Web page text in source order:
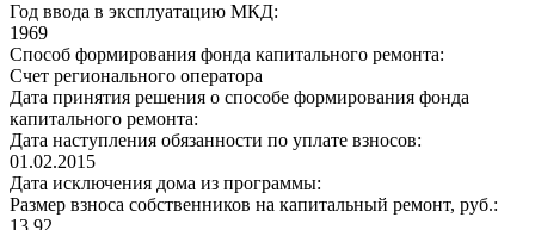
Год ввода в эксплуатацию МКД:
1969
Способ формирования фонда капитального ремонта:
Счет регионального оператора
Дата принятия решения о способе формирования фонда
капитального ремонта:
Дата наступления обязанности по уплате взносов:
01.02.2015
Дата исключения дома из программы:
Размер взноса собственников на капитальный ремонт, руб.:
13,92